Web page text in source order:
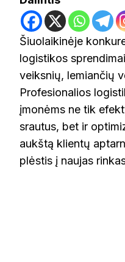
Šiuolaikinėje
logistikos
veiksnių, lemiančių
Profesionalios
įmonėms ne tik
srautus, bet ir
aukštą klientų
plėstis į naujas